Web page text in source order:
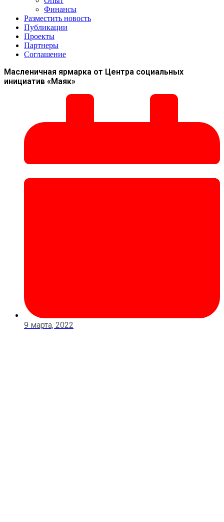
Финансы
Разместить новость
Публикации
Проекты
Партнеры
Соглашение
Масленичная ярмарка от Центра социальных
инициатив «Маяк»
9 марта, 2022